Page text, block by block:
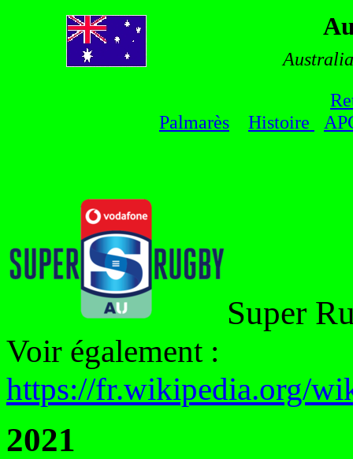
Palmarès
Histoire
Super
Voir également :
https://fr.wikipedia.org/
2021